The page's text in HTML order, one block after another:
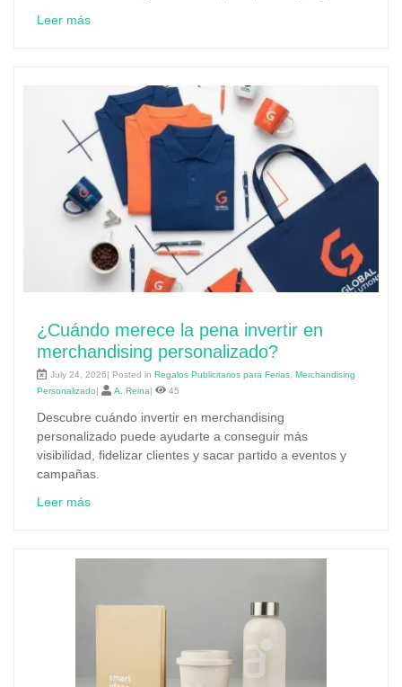
Leer más
¿Cuándo merece la pena invertir en
merchandising personalizado?
July 24, 2026| Posted in Regalos Publicitarios para Ferias Merchandising
Personalizado| A. Reina| 45
Descubre cuándo invertir en merchandising
personalizado puede ayudarte a conseguir más
visibilidad, fidelizar clientes y sacar partido a eventos y
campañas.
Leer más